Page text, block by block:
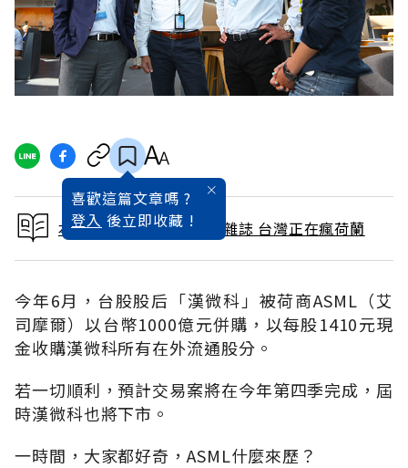
喜歡這篇文章嗎 ?
登入 後立即收藏 !
本文出自 2016 / 10月號雜誌 台灣正在瘋荷蘭
今年6月，台股股后「漢微科」被荷商ASML（艾
司摩爾）以台幣1000億元併購，以每股1410元現
金收購漢微科所有在外流通股分。
若一切順利，預計交易案將在今年第四季完成，屆
時漢微科也將下市。
一時間，大家都好奇，ASML什麼來歷？